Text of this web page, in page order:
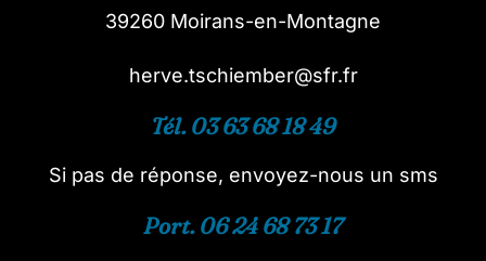
39260 Moirans-en-Montagne
herve.tschiember@sfr.fr
Tél. 03 63 68 18 49
Si pas de réponse, envoyez-nous un sms
Port. 06 24 68 73 17